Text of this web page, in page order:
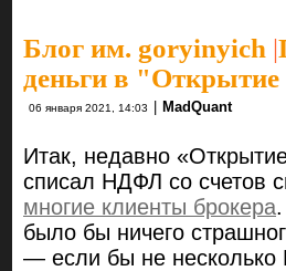
Блог им. goryinyich |
деньги в
06 января 2021, 14:03 MadQuant
Итак, недавно
списал НДФЛ со счетов
многие клиенты брокера
было бы ничего
— если бы не